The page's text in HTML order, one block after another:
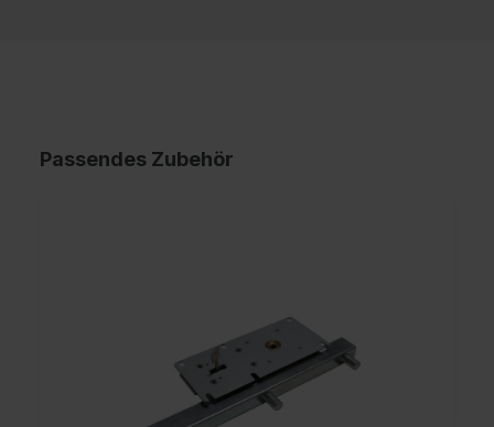
Passendes Zubehör